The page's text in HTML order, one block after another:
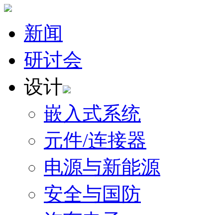
新闻
研讨会
设计
嵌入式系统
元件/连接器
电源与新能源
安全与国防